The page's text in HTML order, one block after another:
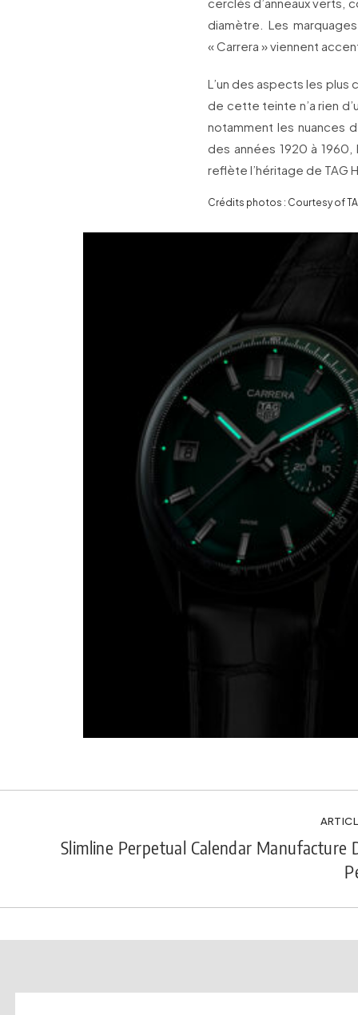
diamètre. Les
« Carrera » viennent
L’un des aspects les plus
de cette teinte n’a rien
notamment les nuances
des années 1920 à
reflète l’héritage de TAG
Crédits photos : Courtesy of
Slimline Perpetual Calendar Manufacture